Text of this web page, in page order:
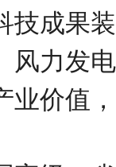
技成果
风力发
业价值